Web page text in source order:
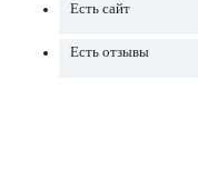
Есть сайт
Есть отзывы